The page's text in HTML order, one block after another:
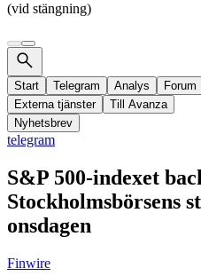
(vid stängning)
Start Telegram Analys Forum
Externa tjänster
Till Avanza
Nyhetsbrev
telegram
S&P 500-indexet
Stockholmsbörsens
onsdagen
Finwire